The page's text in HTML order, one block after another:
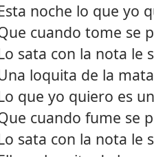
noche lo que yo
cuando tome se
sata con la nota le
loquita de la
que yo quiero es
cuando fume se
sata con la nota le